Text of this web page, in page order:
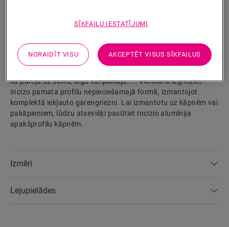
Izstrādājuma parametri
jūsu grīdai un kāpnēm to lielisko nobeigumu. Jūs varat
izmantot vienu un to pašu profilu visām nobeiguma
kā pāreju uz sienu, logu vai paklāju... . Vienkārši izgrieziet
Incizo pamata profilu nepieciešamajā formā, izmantojot
komplektā iekļauto garengriezni. Lai izmantotu uz kāpnēm vai
pakāpieniem, lūdzu atsevišķi pasūtiet Incizio alumīnija
apakšprofilu kāpnēm.
Izmēri
Lejupielādes
SĪKFAILU IESTATĪJUMI
NORAIDĪT VISU AKCEPTĒT VISUS SĪKFAILUS